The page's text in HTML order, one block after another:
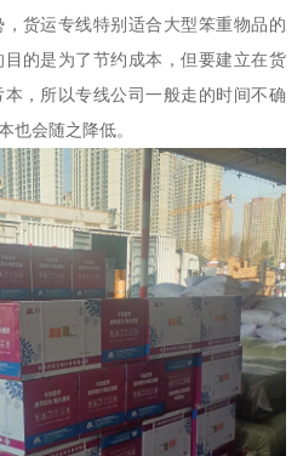
货运专线特别适合大型笨重物品的
的是为了节约成本，但要建立在货
，所以专线公司一般走的时间不确
也会随之降低。